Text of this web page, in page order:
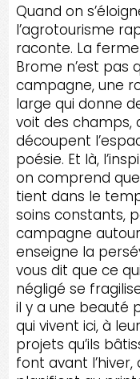
Quand on
l’agrotourisme
raconte. La
Brome n’est pas
campagne, une
large qui donne
voit des champs,
découpent
poésie. Et là,
on comprend que
tient dans le
soins constants,
campagne autour
enseigne la
vous dit que ce
négligé se
il y a une beauté
qui vivent ici, à
projets qu’ils
font avant l’hiver,